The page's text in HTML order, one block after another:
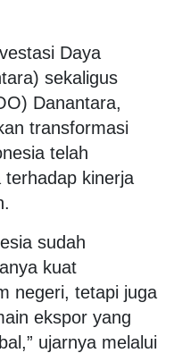
Daya
sekaligus
Danantara,
transformasi
telah
kinerja
sudah
kuat
negeri, tetapi juga
ekspor yang
ujarnya melalui